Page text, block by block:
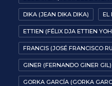
DIKA (JEAN DIKA DIKA) EL
ETTIEN (FÉLIX DJA ETTIEN
FRANCIS (JOSÉ FRANCISCO
GINER (FERNANDO GINER GIL)
GORKA GARCÍA (GORKA